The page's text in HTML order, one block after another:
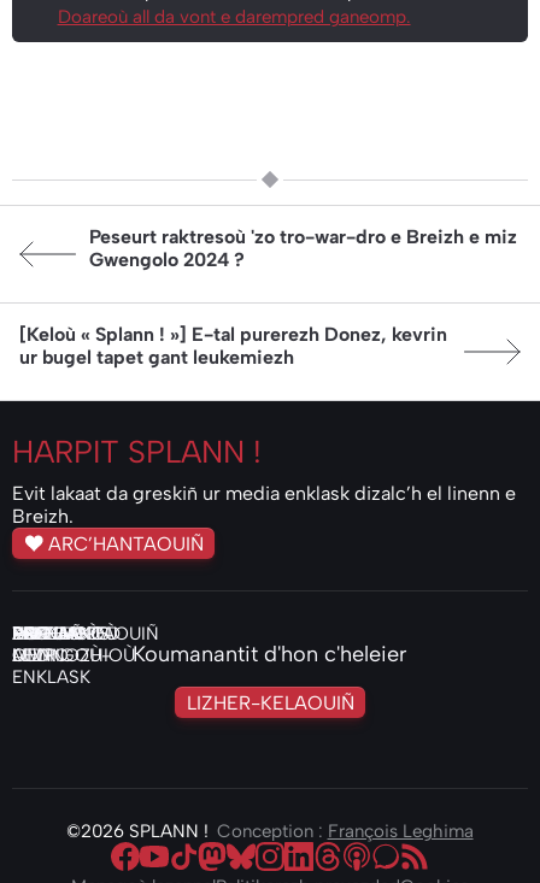
Doareoù all da vont e darempred ganeomp.
Article précédent:
Peseurt raktresoù 'zo tro-war-dro e Breizh e miz
Gwengolo 2024 ?
Article suivant:
[Keloù « Splann ! »] E-tal purerezh Donez, kevrin
ur bugel tapet gant leukemiezh
HARPIT SPLANN !
Evit lakaat da greskiñ ur media enklask dizalc’h el linenn e
Breizh.
ARC’HANTAOUIÑ
ENKLASKOÙ
KELEIER
VIDEOIOÙ
PODCASTS
AUDIO
PRENAÑ
LEVRIGOÙ-
ENKLASK
PIV
OMP
HOR
MENNOZHIOÙ
ARC’HANTAOUIÑ
DAREMPRED
Koumanantit d'hon c'heleier
LIZHER-KELAOUIÑ
©2026 SPLANN ! Conception : François Leghima
Deuit da-heul ac'hanomp war Facebook
Deuit da-heul ac'hanomp war Youtube
Deuit da-heul ac'hanomp war Tiktok
Deuit da-heul ac'hanomp war
Deuit da-heul ac'hanomp war
Deuit da-heul ac'hanomp
Deuit da-heul ac'hanomp
Deuit da-heul
Deuit da-heul
Deuit da-heul